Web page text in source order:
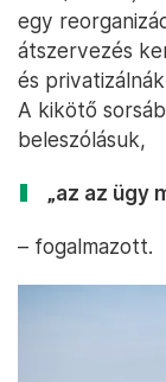
egy
átszervezés
és
A kikötő
beleszólásuk,
„az az ügy
– fogalmazott.